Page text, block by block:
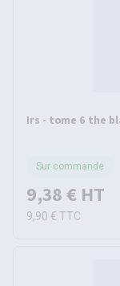
Irs - tome 6 the
Sur commande
9,38 € HT
9,90 € TTC